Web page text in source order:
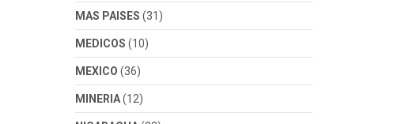
MAS PAISES (31)
MEDICOS (10)
MEXICO (36)
MINERIA(12)